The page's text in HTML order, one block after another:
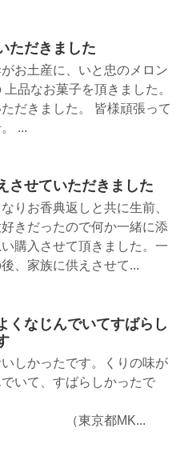
ただきました
お土産に、いと忠のメロン
品なお菓子を頂きました。
だきました。 皆様頑張って
...
させていただきました
りお香典返しと共に生前、
きだったので何か一緒に添
購入させて頂きました。一
、家族に供えさせて...
くなじんでいてすばらし
しかったです。くりの味が
いて、すばらしかったで
。
京都MK...